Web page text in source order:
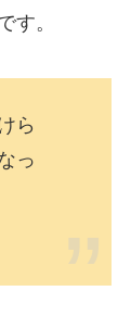
す。
ら
っ